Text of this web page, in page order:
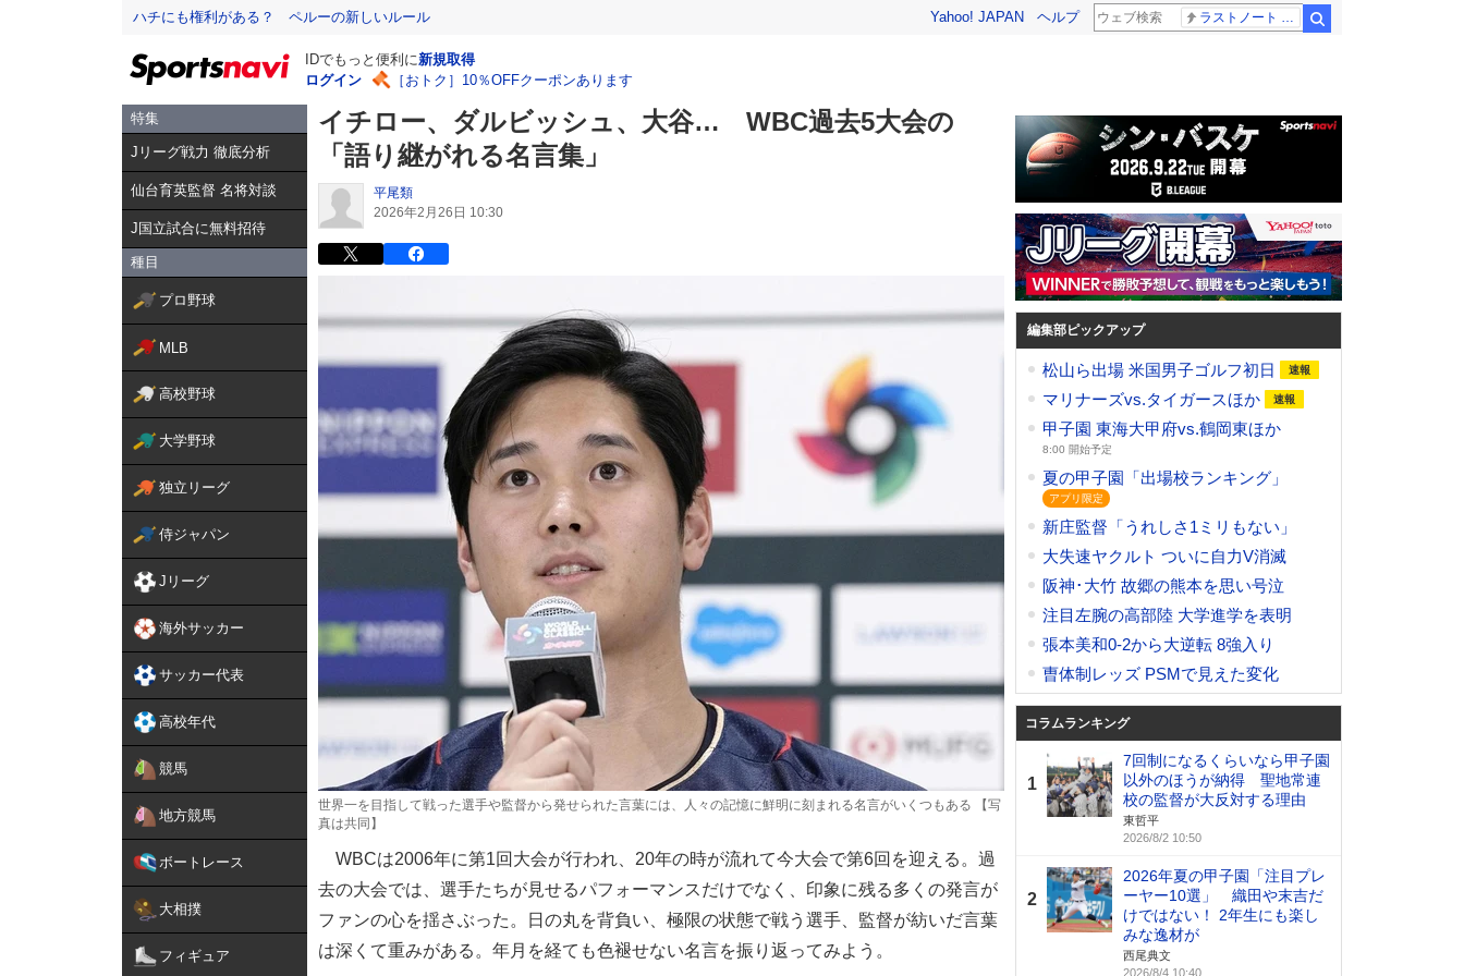
ハチにも権利がある？ ペルーの新しいルール Yahoo! JAPAN ヘルプ
IDでもっと便利に新規取得
ログイン
［おトク］10％OFFクーポンあります
特集
Jリーグ戦力 徹底分析
仙台育英監督 名将対談
J国立試合に無料招待
種目
プロ野球
MLB
高校野球
大学野球
独立リーグ
侍ジャパン
Jリーグ
海外サッカー
サッカー代表
高校年代
競馬
地方競馬
ボートレース
大相撲
フィギュア
イチロー、ダルビッシュ、大谷… WBC過去5大会の
「語り継がれる名言集」
平尾類
2026年2月26日 10:30
世界一を目指して戦った選手や監督から発せられた言葉には、人々の記憶に鮮明に刻まれる名言がいくつもある 【写
真は共同】
WBCは2006年に第1回大会が行われ、20年の時が流れて今大会で第6回を迎える。過
去の大会では、選手たちが見せるパフォーマンスだけでなく、印象に残る多くの発言が
ファンの心を揺さぶった。日の丸を背負い、極限の状態で戦う選手、監督が紡いだ言葉
は深くて重みがある。年月を経ても色褪せない名言を振り返ってみよう。
編集部ピックアップ
松山ら出場 米国男子ゴルフ初日
マリナーズvs.タイガースほか
甲子園 東海大甲府vs.鶴岡東ほか
8:00 開始予定
夏の甲子園「出場校ランキング」
新庄監督「うれしさ1ミリもない」
大失速ヤクルト ついに自力V消滅
阪神･大竹 故郷の熊本を思い号泣
注目左腕の高部陸 大学進学を表明
張本美和0-2から大逆転 8強入り
曺体制レッズ PSMで見えた変化
コラムランキング
1
7回制になるくらいなら甲子園
以外のほうが納得 聖地常連
校の監督が大反対する理由
東哲平
2026/8/2 10:50
2
2026年夏の甲子園「注目プレ
ーヤー10選」 織田や末吉だ
けではない！ 2年生にも楽し
みな逸材が
西尾典文
2026/8/4 10:40